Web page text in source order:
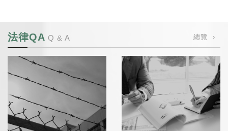
法律QA Q & A 總覽 ›